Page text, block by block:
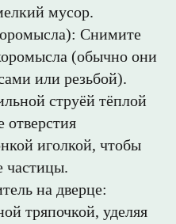
мусор.
Снимите
(обычно они
или резьбой).
струёй тёплой
отверстия
иголкой, чтобы
частицы.
на дверце:
тряпочкой, уделяя